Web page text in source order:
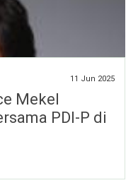
11 Jun 2025
Mekel
PDI-P di